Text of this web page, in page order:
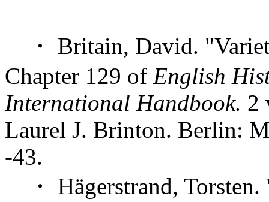
・ Britain, David.
Chapter 129 of English
International Handbook. 2
Laurel J. Brinton. Berlin:
-43.
・ Hägerstrand, Torsten.